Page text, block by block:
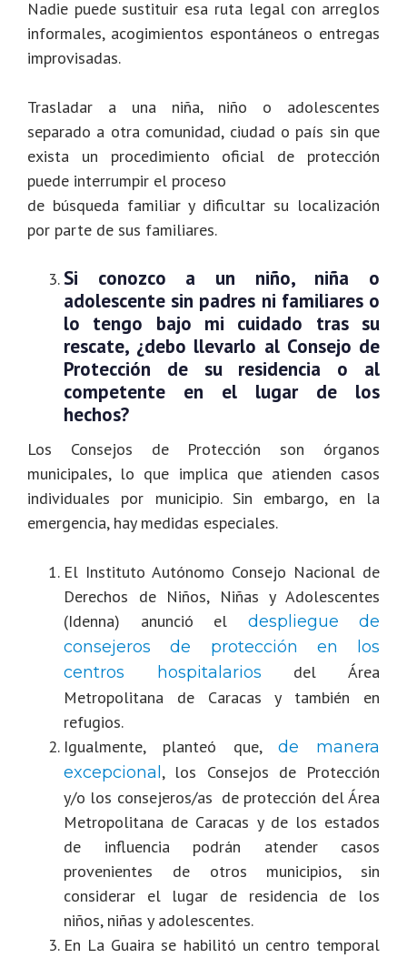
Nadie puede sustituir esa ruta legal con arreglos
informales, acogimientos espontáneos o entregas
improvisadas.
Trasladar a una niña, niño o adolescentes
separado a otra comunidad, ciudad o país sin que
exista un procedimiento oficial de protección
puede interrumpir el proceso
de búsqueda familiar y dificultar su localización
por parte de sus familiares.
Si conozco a un niño, niña o
adolescente sin padres ni familiares o
lo tengo bajo mi cuidado tras su
rescate, ¿debo llevarlo al Consejo de
Protección de su residencia o al
competente en el lugar de los
hechos?
Los Consejos de Protección son órganos
municipales, lo que implica que atienden casos
individuales por municipio. Sin embargo, en la
emergencia, hay medidas especiales.
El Instituto Autónomo Consejo Nacional de
Derechos de Niños, Niñas y Adolescentes
(Idenna) anunció el despliegue de
consejeros de protección en los
centros hospitalarios del Área
Metropolitana de Caracas y también en
refugios.
Igualmente, planteó que,de manera
excepcional , los Consejos de Protección
y/o los consejeros/as de protección del Área
Metropolitana de Caracas y de los estados
de influencia podrán atender casos
provenientes de otros municipios, sin
considerar el lugar de residencia de los
niños, niñas y adolescentes.
En La Guaira se habilitó un centro temporal